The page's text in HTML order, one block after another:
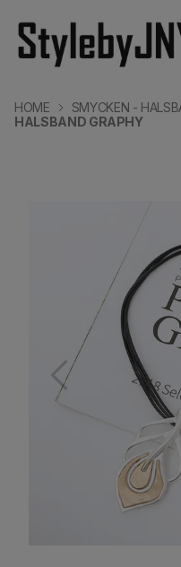
HOME
SMYCKEN -
HALSBAND GRAPHY